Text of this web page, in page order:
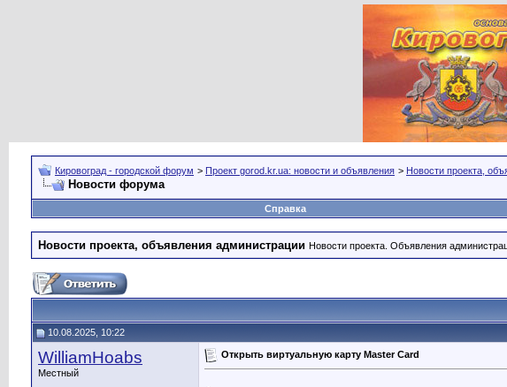
Кировоград - городской форум > Проект gorod.kr.ua: новости и объявления > Новости проекта,
Новости форума
Справка
Новости проекта, объявления администрации Новости проекта. Объявления
10.08.2025, 10:22
WilliamHoabs
Местный
Открыть виртуальную карту Master Card